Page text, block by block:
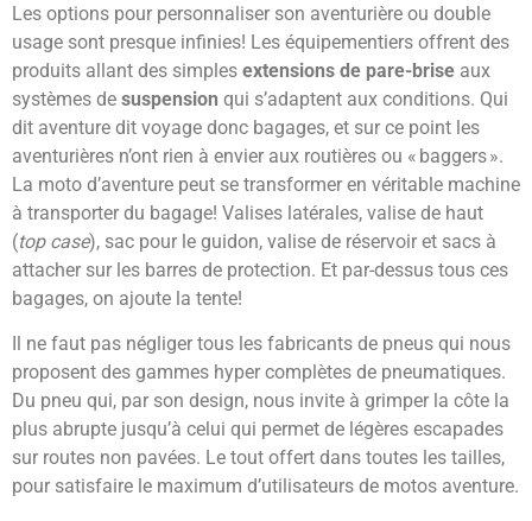
Les options pour personnaliser son aventurière ou double
usage sont presque infinies! Les équipementiers offrent des
produits allant des simples extensions de pare-brise aux
systèmes de suspension qui s’adaptent aux conditions. Qui
dit aventure dit voyage donc bagages, et sur ce point les
aventurières n’ont rien à envier aux routières ou « baggers ».
La moto d’aventure peut se transformer en véritable machine
à transporter du bagage! Valises latérales, valise de haut
(top case), sac pour le guidon, valise de réservoir et sacs à
attacher sur les barres de protection. Et par-dessus tous ces
bagages, on ajoute la tente!
Il ne faut pas négliger tous les fabricants de pneus qui nous
proposent des gammes hyper complètes de pneumatiques.
Du pneu qui, par son design, nous invite à grimper la côte la
plus abrupte jusqu’à celui qui permet de légères escapades
sur routes non pavées. Le tout offert dans toutes les tailles,
pour satisfaire le maximum d’utilisateurs de motos aventure.